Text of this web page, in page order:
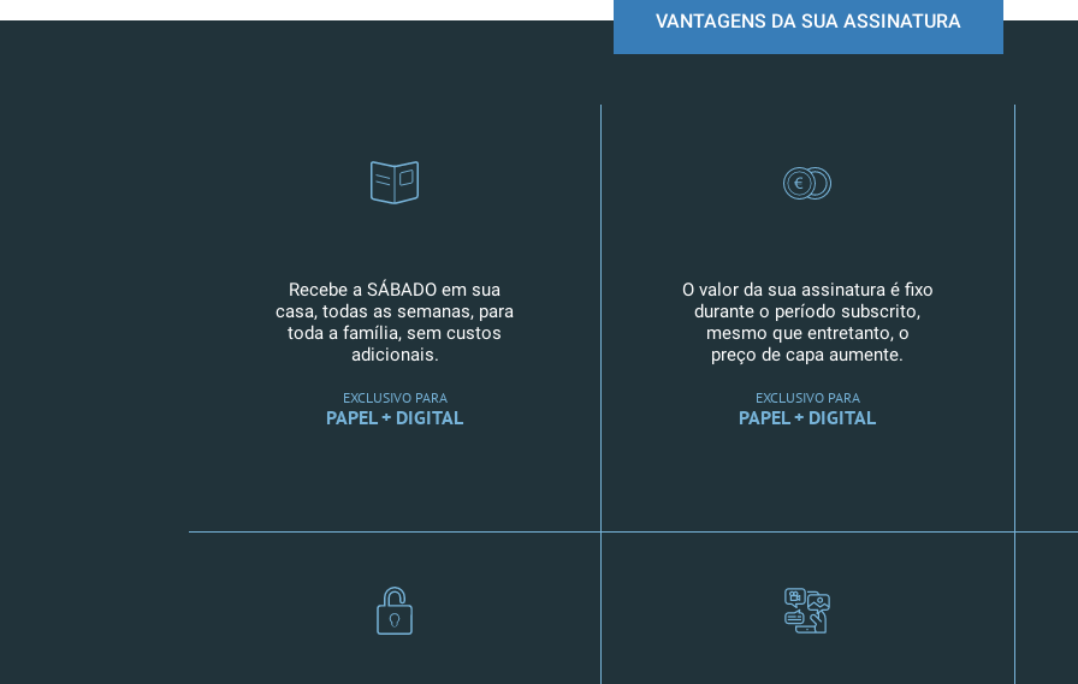
VANTAGENS DA SUA ASSINATURA
Recebe a SÁBADO em sua
casa, todas as semanas, para
toda a família, sem custos
adicionais.
EXCLUSIVO PARA
PAPEL + DIGITAL
O valor da sua assinatura é fixo
durante o período subscrito,
mesmo que entretanto, o
preço de capa aumente.
EXCLUSIVO PARA
PAPEL + DIGITAL